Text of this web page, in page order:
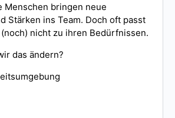
Menschen bringen neue
Stärken ins Team. Doch oft passt
nicht zu ihren Bedürfnissen.
das ändern?